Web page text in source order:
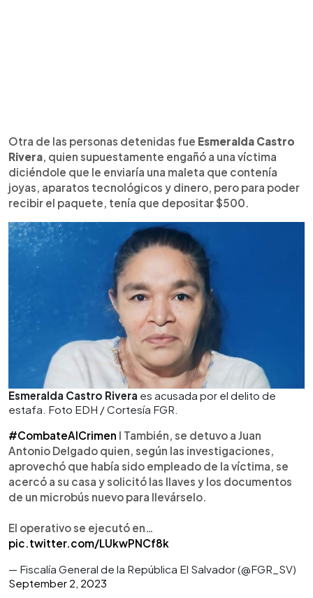
Otra de las personas detenidas fue Esmeralda Castro
Rivera , quien supuestamente engañó a una víctima
diciéndole que le enviaría una maleta que contenía
joyas, aparatos tecnológicos y dinero, pero para poder
recibir el paquete, tenía que depositar $500.
Esmeralda Castro Rivera es acusada por el delito de
estafa. Foto EDH / Cortesía FGR.
#CombateAlCrimen I También, se detuvo a Juan
Antonio Delgado quien, según las investigaciones,
aprovechó que había sido empleado de la víctima, se
acercó a su casa y solicitó las llaves y los documentos
de un microbús nuevo para llevárselo.
El operativo se ejecutó en…
pic.twitter.com/LUkwPNCf8k
— Fiscalía General de la República El Salvador (@FGR_SV)
September 2, 2023